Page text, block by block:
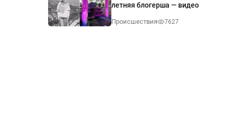
летняя блогерша — видео
Происшествия 7627